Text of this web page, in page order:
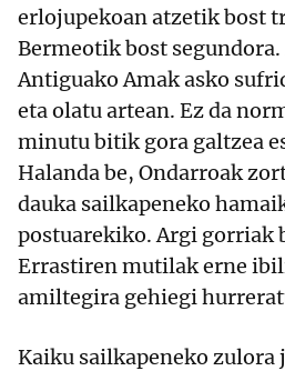
erlojupekoan atzetik bost
Bermeotik bost
Antiguako Amak asko
eta olatu artean. Ez da
minutu bitik gora galtzea
Halanda be, Ondarroak
dauka sailkapeneko
postuarekiko. Argi gorriak
Errastiren mutilak erne
amiltegira gehiegi
Kaiku sailkapeneko zulora